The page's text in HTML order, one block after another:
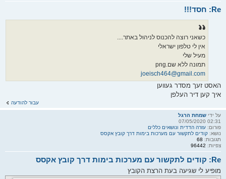
Re: חסד!!!
כשאני רוצה להכנוס לניהול באתר....
אין לי טלפון ישראלי
מעיל שלי
תמונה ללא שם.png
joeisch464@gmail.com
האסט זעך מסדר געווען
איך קען דיר העלפן
עבור להודעה
על ידי שמחת הרגל
02:31 07/05/2020
פורום: עזרה הדדית ונושאים כללים
נושא: קודים לתקשור עם מערכות בימות דרך קובץ אקסס
תגובות: 68
צפיות: 96442
Re: קודים לתקשור עם מערכות בימות דרך קובץ אקסס
מופיע לי שגיעה בעת הרצת הקובץ